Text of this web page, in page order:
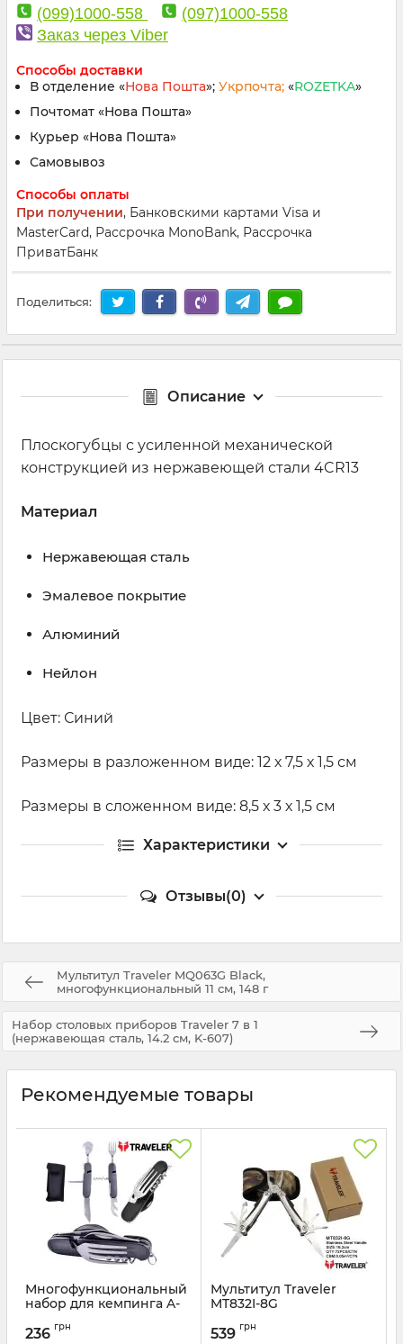
(099)1000-558
(097)1000-558
Заказ через Viber
Способы доставки
В отделение «Нова Пошта»; Укрпочта; «ROZETKA»
Почтомат «Нова Пошта»
Курьер «Нова Пошта»
Самовывоз
Способы оплаты
При получении, Банковскими картами Visa и
MasterCard, Рассрочка MonoBank, Рассрочка
ПриватБанк
Поделиться:
Описание
Плоскогубцы с усиленной механической
конструкцией из нержавеющей стали 4CR13
Материал
Нержавеющая сталь
Эмалевое покрытие
Алюминий
Нейлон
Цвет: Синий
Размеры в разложенном виде: 12 х 7,5 х 1,5 см
Размеры в сложенном виде: 8,5 х 3 х 1,5 см
Характеристики
Отзывы(0)
Мультитул Traveler MQ063G Black,
многофункциональный 11 см, 148 г
Набор столовых приборов Traveler 7 в 1
(нержавеющая сталь, 14.2 см, K-607)
Рекомендуемые товары
Многофункциональный
набор для кемпинга A-
сталь, Black/Blue)
236 грн
Мультитул Traveler
MT832I-8G
539 грн